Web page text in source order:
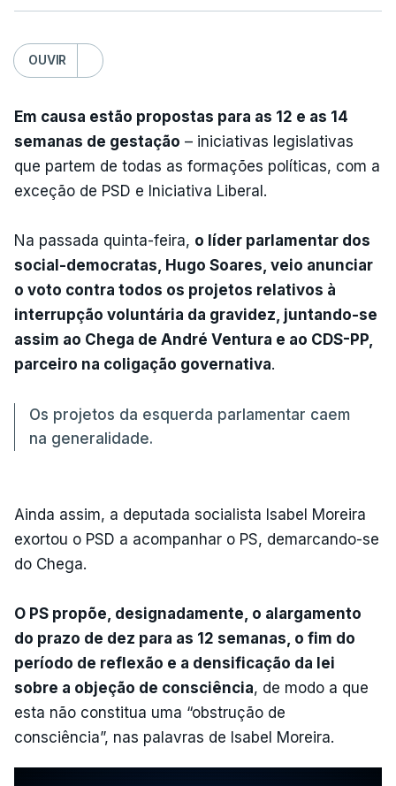
OUVIR
Em causa estão propostas para as 12 e as 14
semanas de gestação – iniciativas legislativas
que partem de todas as formações políticas, com a
exceção de PSD e Iniciativa Liberal.
Na passada quinta-feira, o líder parlamentar dos
social-democratas, Hugo Soares, veio anunciar
o voto contra todos os projetos relativos à
interrupção voluntária da gravidez, juntando-se
assim ao Chega de André Ventura e ao CDS-PP,
parceiro na coligação governativa.
Os projetos da esquerda parlamentar caem
na generalidade.
Ainda assim, a deputada socialista Isabel Moreira
exortou o PSD a acompanhar o PS, demarcando-se
do Chega.
O PS propõe, designadamente, o alargamento
do prazo de dez para as 12 semanas, o fim do
período de reflexão e a densificação da lei
sobre a objeção de consciência, de modo a que
esta não constitua uma “obstrução de
consciência”, nas palavras de Isabel Moreira.